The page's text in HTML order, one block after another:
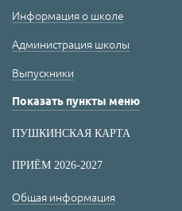
Информация о школе
Администрация школы
Выпускники
Показать пункты меню
ПУШКИНСКАЯ КАРТА
ПРИЁМ 2026-2027
Общая информация